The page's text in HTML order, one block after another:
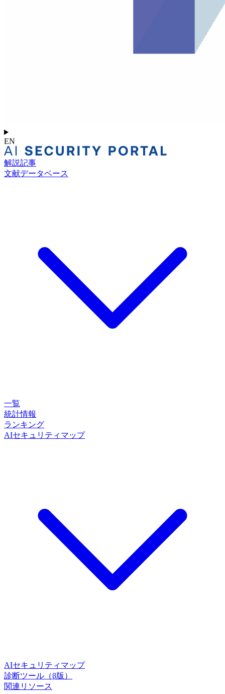
EN
解説記事
文献データベース
一覧
統計情報
ランキング
AIセキュリティマップ
AIセキュリティマップ
診断ツール（β版）
関連リソース